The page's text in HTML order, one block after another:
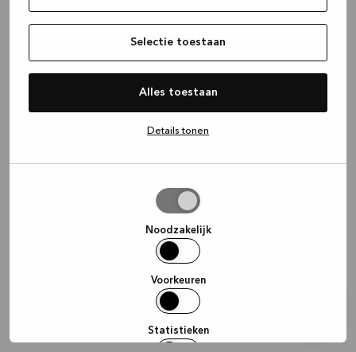
Selectie toestaan
Alles toestaan
Details tonen
Noodzakelijk
Voorkeuren
Statistieken
information).